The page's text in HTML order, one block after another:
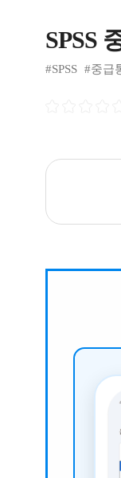
SPSS
#SPSS #중급